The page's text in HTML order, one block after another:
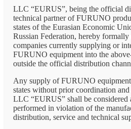
LLC “EURUS”, being the official
technical partner of FURUNO
states of the Eurasian Economic
Russian Federation, hereby
companies currently supplying or
FURUNO equipment into the
outside the official distribution
Any supply of FURUNO
states without prior coordination
LLC “EURUS” shall be considered
performed in violation of the
distribution, service and technical